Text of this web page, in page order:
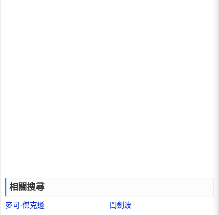
相關搜尋
麥可·傑克遜
閆劍波